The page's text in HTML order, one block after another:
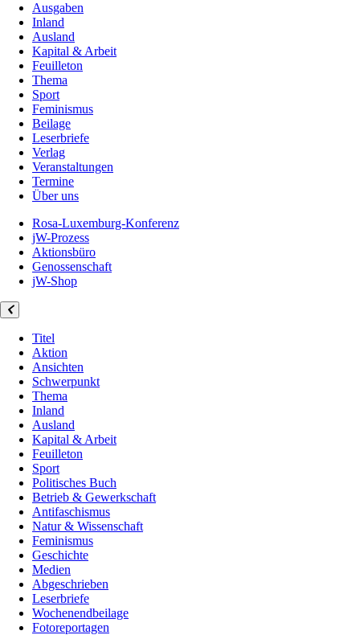
Ausgaben
Inland
Ausland
Kapital & Arbeit
Feuilleton
Thema
Sport
Feminismus
Beilage
Leserbriefe
Verlag
Veranstaltungen
Termine
Über uns
Rosa-Luxemburg-Konferenz
jW-Prozess
Aktionsbüro
Genossenschaft
jW-Shop
Titel
Aktion
Ansichten
Schwerpunkt
Thema
Inland
Ausland
Kapital & Arbeit
Feuilleton
Sport
Politisches Buch
Betrieb & Gewerkschaft
Antifaschismus
Natur & Wissenschaft
Feminismus
Geschichte
Medien
Abgeschrieben
Leserbriefe
Wochenendbeilage
Fotoreportagen